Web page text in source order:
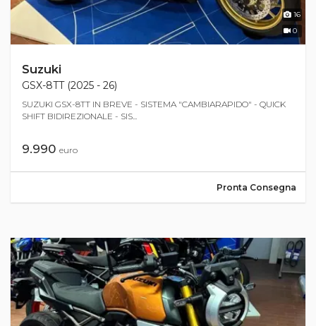
16
0
Suzuki
GSX-8TT (2025 - 26)
SUZUKI GSX-8TT IN BREVE - SISTEMA "CAMBIARAPIDO" - QUICK
SHIFT BIDIREZIONALE - SIS...
9.990 euro
Pronta Consegna